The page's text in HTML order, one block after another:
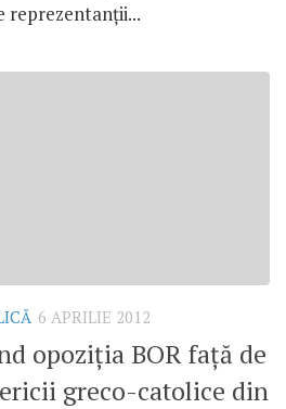
reprezentanţii...
6 APRILIE 2012
opoziţia BOR faţă de
greco-catolice din